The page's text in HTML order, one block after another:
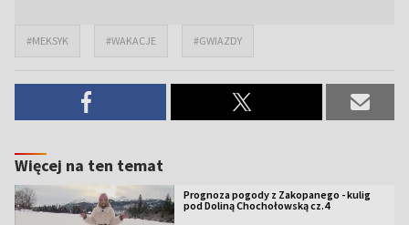
#MEKSYK #WAKACJE #GWIAZDY
Więcej na ten temat
Prognoza pogody z Zakopanego - kulig
pod Doliną Chochołowską cz.4